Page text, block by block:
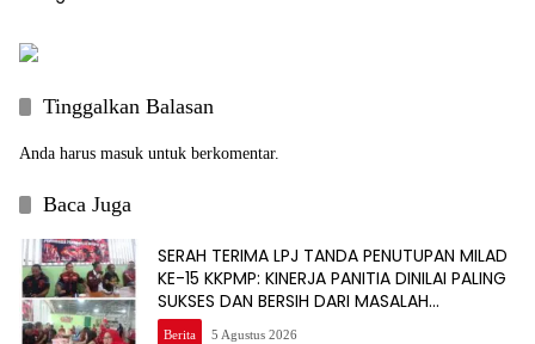
Tinggalkan Balasan
Anda harus masuk untuk berkomentar.
Baca Juga
SERAH TERIMA LPJ TANDA PENUTUPAN MILAD
KE-15 KKPMP: KINERJA PANITIA DINILAI PALING
SUKSES DAN BERSIH DARI MASALAH
KEUANGAN
Berita 5 Agustus 2026